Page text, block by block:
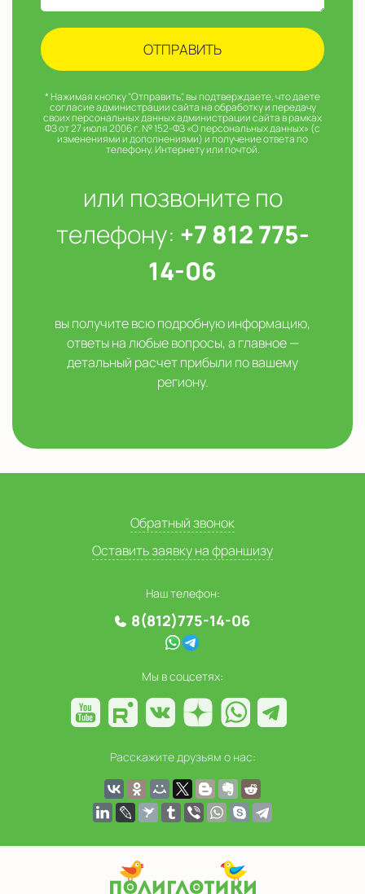
* Нажимая кнопку "Отправить", вы подтверждаете, что даете
согласие администрации сайта на обработку и передачу
своих персональных данных администрации сайта в рамках
ФЗ от 27 июля 2006 г. № 152-ФЗ «О персональных данных» (с
изменениями и дополнениями) и получение ответа по
телефону, Интернету или почтой.
или позвоните по
телефону: +7 812 775-
14-06
вы получите всю подробную информацию,
ответы на любые вопросы, а главное —
детальный расчет прибыли по вашему
региону.
Обратный звонок
Оставить заявку на франшизу
Наш телефон:
8(812)775-14-06
Мы в соцсетях:
Расскажите друзьям о нас: